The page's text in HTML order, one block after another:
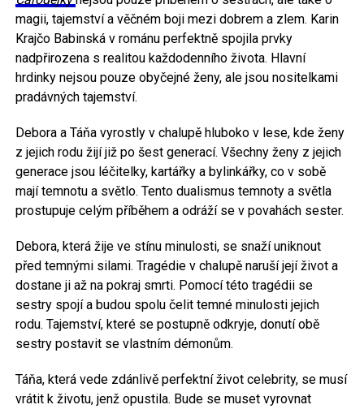
magii, tajemství a věčném boji mezi dobrem a zlem. Karin
Krajčo Babinská v románu perfektně spojila prvky
nadpřirozena s realitou každodenního života. Hlavní
hrdinky nejsou pouze obyčejné ženy, ale jsou nositelkami
pradávných tajemství.
Debora a Táňa vyrostly v chalupě hluboko v lese, kde ženy
z jejich rodu žijí již po šest generací. Všechny ženy z jejich
generace jsou léčitelky, kartářky a bylinkářky, co v sobě
mají temnotu a světlo. Tento dualismus temnoty a světla
prostupuje celým příběhem a odráží se v povahách sester.
Debora, která žije ve stínu minulosti, se snaží uniknout
před temnými silami. Tragédie v chalupě naruší její život a
dostane ji až na pokraj smrti. Pomocí této tragédii se
sestry spojí a budou spolu čelit temné minulosti jejich
rodu. Tajemství, které se postupně odkryje, donutí obě
sestry postavit se vlastním démonům.
Táňa, která vede zdánlivě perfektní život celebrity, se musí
vrátit k životu, jenž opustila. Bude se muset vyrovnat